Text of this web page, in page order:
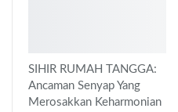
SIHIR RUMAH TANGGA:
Ancaman Senyap Yang
Merosakkan Keharmonian